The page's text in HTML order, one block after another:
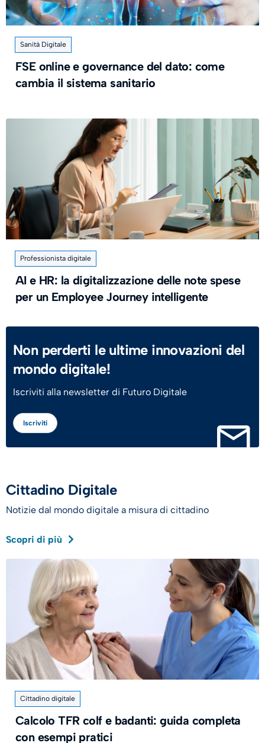
Sanità Digitale
FSE online e governance del dato: come
cambia il sistema sanitario
Professionista digitale
AI e HR: la digitalizzazione delle note spese
per un Employee Journey intelligente
Non perderti le ultime innovazioni del
mondo digitale!
Iscriviti alla newsletter di Futuro Digitale
Iscriviti
Cittadino Digitale
Notizie dal mondo digitale a misura di cittadino
Scopri di più
Cittadino digitale
Calcolo TFR colf e badanti: guida completa
con esempi pratici